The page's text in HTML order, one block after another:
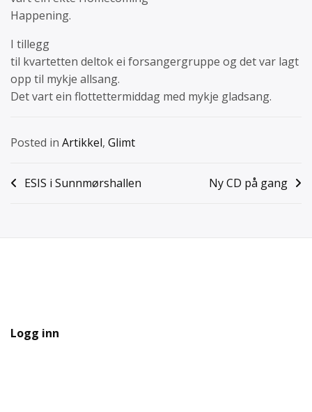
Happening.
I tillegg
til kvartetten deltok ei forsangergruppe og det var lagt
opp til mykje allsang.
Det vart ein flottettermiddag med mykje gladsang.
Posted in Artikkel, Glimt
Innleggsnavigasjon
ESIS i Sunnmørshallen Ny CD på gang
Logg inn